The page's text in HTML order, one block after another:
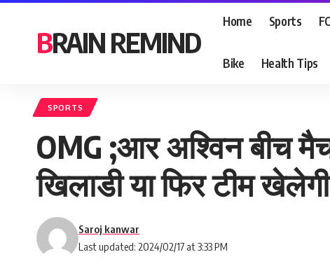
BRAIN REMIND
Home Sports
Bike Health Tips
SPORTS
OMG ;आर अश्विन बीच
खिलाडी या फिर टीम
Last updated: 2024/02/17 at 3:33 PM
Saroj kanwar